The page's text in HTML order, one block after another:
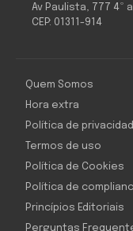
Av Paulista, 777 4º
CEP: 01311-914
Quem Somos
Hora extra
Política de
Termos de uso
Política de Cookies
Política de
Princípios Editoriais
Perguntas